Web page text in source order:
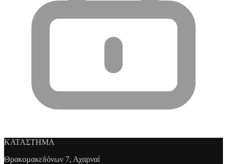
ΚΑΤΑΣΤΗΜΑ
Θρακομακεδόνων 7, Αχαρναί